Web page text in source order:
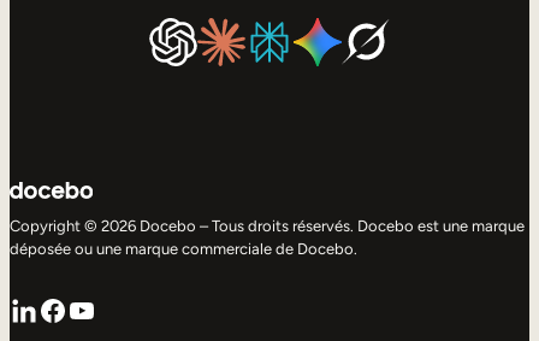
Copyright © 2026 Docebo – Tous droits réservés. Docebo est une marque
déposée ou une marque commerciale de Docebo.
LinkedIn
Facebook
YouTube